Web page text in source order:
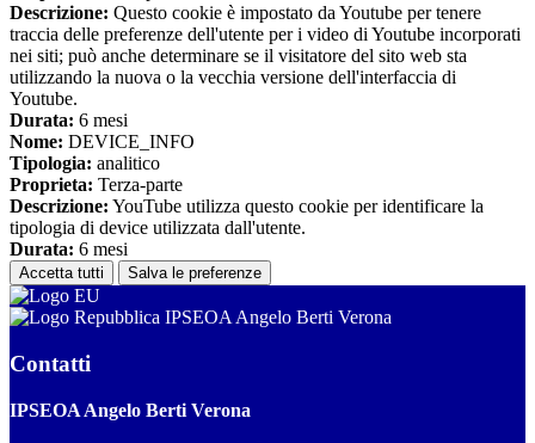
Descrizione: Questo cookie è impostato da Youtube per tenere
traccia delle preferenze dell'utente per i video di Youtube incorporati
nei siti; può anche determinare se il visitatore del sito web sta
utilizzando la nuova o la vecchia versione dell'interfaccia di
Youtube.
Durata: 6 mesi
Nome: DEVICE_INFO
Tipologia: analitico
Proprieta: Terza-parte
Descrizione: YouTube utilizza questo cookie per identificare la
tipologia di device utilizzata dall'utente.
Durata: 6 mesi
Accetta tutti Salva le preferenze
IPSEOA Angelo Berti Verona
Contatti
IPSEOA Angelo Berti Verona